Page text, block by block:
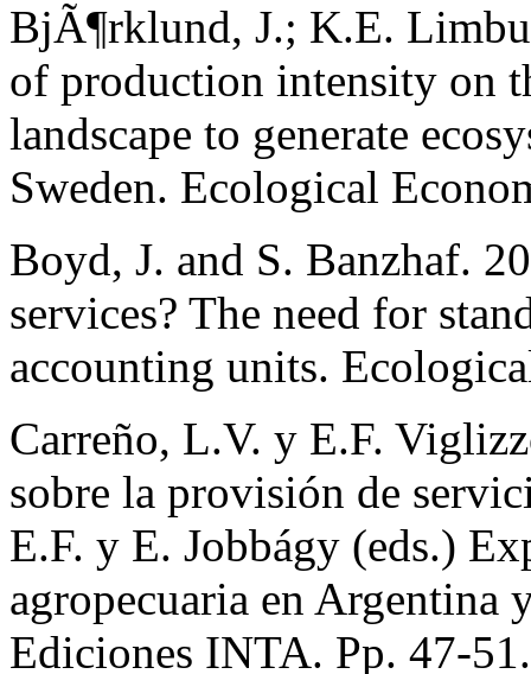
BjÃ¶rklund, J.; K.E.
of production intensity on
landscape to generate
Sweden. Ecological
Boyd, J. and S. Banzhaf.
services? The need for
accounting units.
Carreño, L.V. y E.F.
sobre la provisión de
E.F. y E. Jobbágy (eds.)
agropecuaria en Argentina
Ediciones INTA. Pp. 47-51.